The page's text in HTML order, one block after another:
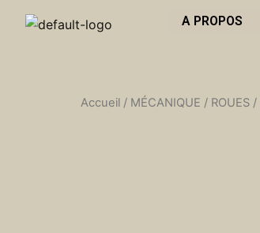
A PROPOS
Accueil / MÉCANIQUE / ROUES /